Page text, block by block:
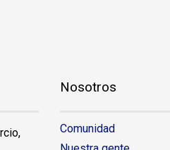
Nosotros
Comunidad